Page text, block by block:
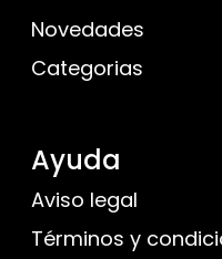
Novedades
Categorias
Ayuda
Aviso legal
Términos y